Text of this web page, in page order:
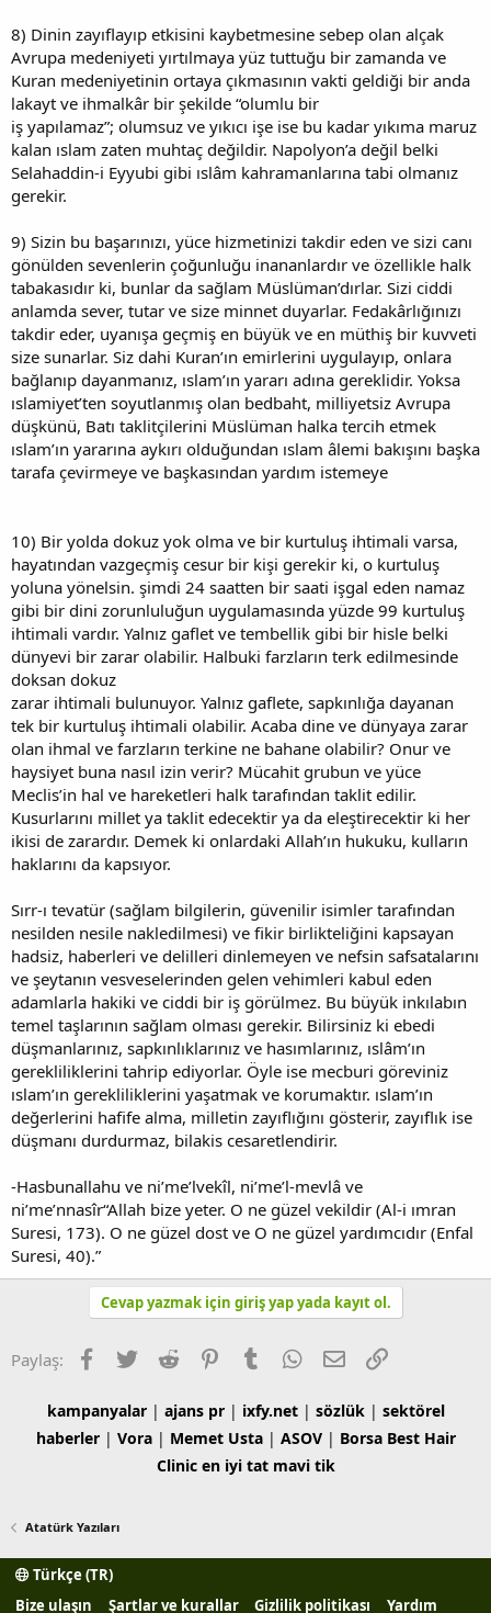
8) Dinin zayıflayıp etkisini kaybetmesine sebep olan alçak
Avrupa medeniyeti yırtılmaya yüz tuttuğu bir zamanda ve
Kuran medeniyetinin ortaya çıkmasının vakti geldiği bir anda
lakayt ve ihmalkâr bir şekilde “olumlu bir
iş yapılamaz”; olumsuz ve yıkıcı işe ise bu kadar yıkıma maruz
kalan ıslam zaten muhtaç değildir. Napolyon’a değil belki
Selahaddin-i Eyyubi gibi ıslâm kahramanlarına tabi olmanız
gerekir.
9) Sizin bu başarınızı, yüce hizmetinizi takdir eden ve sizi canı
gönülden sevenlerin çoğunluğu inananlardır ve özellikle halk
tabakasıdır ki, bunlar da sağlam Müslüman’dırlar. Sizi ciddi
anlamda sever, tutar ve size minnet duyarlar. Fedakârlığınızı
takdir eder, uyanışa geçmiş en büyük ve en müthiş bir kuvveti
size sunarlar. Siz dahi Kuran’ın emirlerini uygulayıp, onlara
bağlanıp dayanmanız, ıslam’ın yararı adına gereklidir. Yoksa
ıslamiyet’ten soyutlanmış olan bedbaht, milliyetsiz Avrupa
düşkünü, Batı taklitçilerini Müslüman halka tercih etmek
ıslam’ın yararına aykırı olduğundan ıslam âlemi bakışını başka
tarafa çevirmeye ve başkasından yardım istemeye
10) Bir yolda dokuz yok olma ve bir kurtuluş ihtimali varsa,
hayatından vazgeçmiş cesur bir kişi gerekir ki, o kurtuluş
yoluna yönelsin. şimdi 24 saatten bir saati işgal eden namaz
gibi bir dini zorunluluğun uygulamasında yüzde 99 kurtuluş
ihtimali vardır. Yalnız gaflet ve tembellik gibi bir hisle belki
dünyevi bir zarar olabilir. Halbuki farzların terk edilmesinde
doksan dokuz
zarar ihtimali bulunuyor. Yalnız gaflete, sapkınlığa dayanan
tek bir kurtuluş ihtimali olabilir. Acaba dine ve dünyaya zarar
olan ihmal ve farzların terkine ne bahane olabilir? Onur ve
haysiyet buna nasıl izin verir? Mücahit grubun ve yüce
Meclis’in hal ve hareketleri halk tarafından taklit edilir.
Kusurlarını millet ya taklit edecektir ya da eleştirecektir ki her
ikisi de zarardır. Demek ki onlardaki Allah’ın hukuku, kulların
haklarını da kapsıyor.
Sırr-ı tevatür (sağlam bilgilerin, güvenilir isimler tarafından
nesilden nesile nakledilmesi) ve fikir birlikteliğini kapsayan
hadsiz, haberleri ve delilleri dinlemeyen ve nefsin safsatalarını
ve şeytanın vesveselerinden gelen vehimleri kabul eden
adamlarla hakiki ve ciddi bir iş görülmez. Bu büyük inkılabın
temel taşlarının sağlam olması gerekir. Bilirsiniz ki ebedi
düşmanlarınız, sapkınlıklarınız ve hasımlarınız, ıslâm’ın
gerekliliklerini tahrip ediyorlar. Öyle ise mecburi göreviniz
ıslam’ın gerekliliklerini yaşatmak ve korumaktır. ıslam’ın
değerlerini hafife alma, milletin zayıflığını gösterir, zayıflık ise
düşmanı durdurmaz, bilakis cesaretlendirir.
-Hasbunallahu ve ni’me’lvekîl, ni’me’l-mevlâ ve
ni’me’nnasîr“Allah bize yeter. O ne güzel vekildir (Al-i ımran
Suresi, 173). O ne güzel dost ve O ne güzel yardımcıdır (Enfal
Suresi, 40).”
Cevap yazmak için giriş yap yada kayıt ol.
Paylaş: Facebook
TwitterReddit PinterestTumblrWhatsApp
E-postaLink
kampanyalar| ajans pr| ixfy.net| sözlük| sektörel
haberler| Vora| Memet Usta| ASOV| Borsa Best Hair
Clinic en iyi tat mavi tik
Atatürk Yazıları
Türkçe (TR)
Bize ulaşın
Şartlar ve kurallar Gizlilik politikası Yardım